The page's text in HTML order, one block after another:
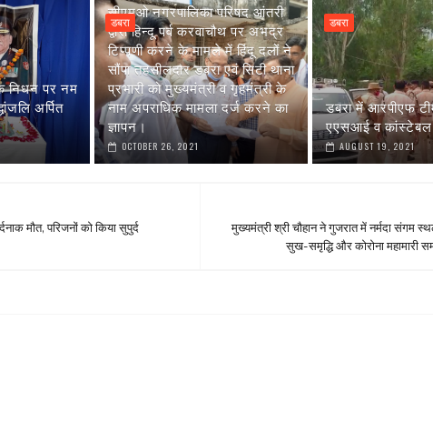
निधन पर नम
अर्पित
डबरा
सीएमओ नगरपालिका परिषद आंतरी
द्वारा हिन्दू पर्व करवाचौथ पर अभद्र
टिप्पणी करने के मामले में हिंदू दलों ने
सौंपा तहसीलदार डबरा एवं सिटी थाना
प्रभारी को मुख्यमंत्री व गृहमंत्री के
नाम अपराधिक मामला दर्ज करने का
ज्ञापन।
OCTOBER 26, 2021
डबरा
डबरा में आरपीएफ
एएसआई व
AUGUST 19, 2021
मुख्यमंत्री श्री चौहान ने गुजरात में नर्मदा संगम
सुख-समृद्धि और कोरोना महामारी
मौत, परिजनों को किया सुपुर्द